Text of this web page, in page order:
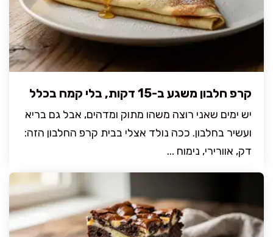
קרפ חלבון משגע ב-15 דקות, בלי קמח בכלל
יש ימים שאני רוצה משהו מתוק ומדהים, אבל גם בריא
ועשיר בחלבון. ככה נולד אצלי בבית קרפ החלבון הזה:
דק, אוורירי, נימוח ...